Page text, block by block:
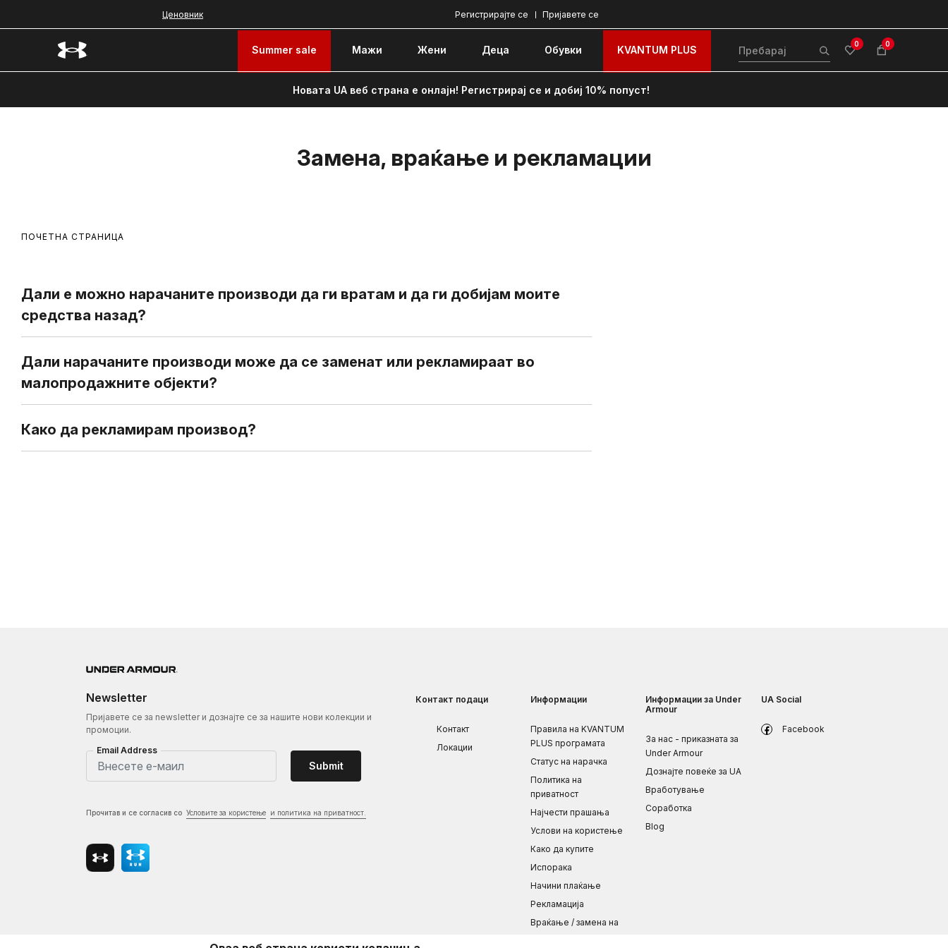
Ценовник Пријавете се
Регистрирајте се
Summer sale Мажи Жени Децa Обувки KVANTUM PLUS 0 0
Новата UA веб страна е онлајн! Регистрирај се и добиј 10% попуст!
Замена, враќање и рекламации
ПОЧЕТНА СТРАНИЦА
Дали е можно нарачаните производи да ги вратам и да ги добијам моите
средства назад?
Дали нарачаните производи може да се заменат или рекламираат во
малопродажните објекти?
Како да рекламирам производ?
Newsletter
Пријавете се за newsletter и дознајте се за нашите нови колекции и
промоции.
Email Address
Submit
Прочитав и се согласив со Условите за користење и политика на приватност.
Контакт подаци
Контакт
Локации
Информации
Правила на KVANTUM
PLUS програмата
Статус на нарачка
Политика на
приватност
Најчести прашања
Услови на користење
Како да купите
Испорака
Начини плаќање
Рекламациja
Враќање / замена на
Информации за Under
Armour
За нас - приказната за
Under Armour
Дознајте повеќе за UA
Вработување
Соработка
Blog
UA Social
Facebook